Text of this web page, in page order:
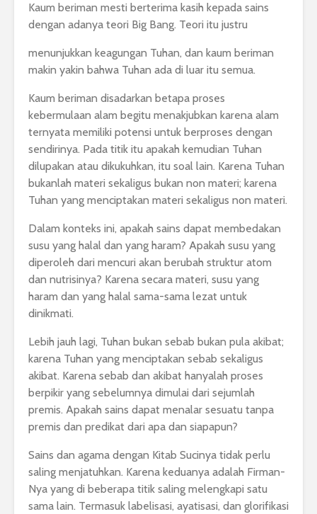
Kaum beriman mesti berterima kasih kepada sains
dengan adanya teori Big Bang. Teori itu justru
menunjukkan keagungan Tuhan, dan kaum beriman
makin yakin bahwa Tuhan ada di luar itu semua.
Kaum beriman disadarkan betapa proses
kebermulaan alam begitu menakjubkan karena alam
ternyata memiliki potensi untuk berproses dengan
sendirinya. Pada titik itu apakah kemudian Tuhan
dilupakan atau dikukuhkan, itu soal lain. Karena Tuhan
bukanlah materi sekaligus bukan non materi; karena
Tuhan yang menciptakan materi sekaligus non materi.
Dalam konteks ini, apakah sains dapat membedakan
susu yang halal dan yang haram? Apakah susu yang
diperoleh dari mencuri akan berubah struktur atom
dan nutrisinya? Karena secara materi, susu yang
haram dan yang halal sama-sama lezat untuk
dinikmati.
Lebih jauh lagi, Tuhan bukan sebab bukan pula akibat;
karena Tuhan yang menciptakan sebab sekaligus
akibat. Karena sebab dan akibat hanyalah proses
berpikir yang sebelumnya dimulai dari sejumlah
premis. Apakah sains dapat menalar sesuatu tanpa
premis dan predikat dari apa dan siapapun?
Sains dan agama dengan Kitab Sucinya tidak perlu
saling menjatuhkan. Karena keduanya adalah Firman-
Nya yang di beberapa titik saling melengkapi satu
sama lain. Termasuk labelisasi, ayatisasi, dan glorifikasi